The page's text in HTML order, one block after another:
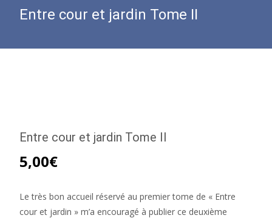
Entre cour et jardin Tome II
Entre cour et jardin Tome II
5,00€
Le très bon accueil réservé au premier tome de « Entre
cour et jardin » m’a encouragé à publier ce deuxième